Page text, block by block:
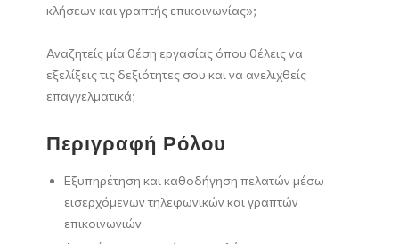
κλήσεων και γραπτής επικοινωνίας»;
Αναζητείς μία θέση εργασίας όπου θέλεις να
εξελίξεις τις δεξιότητες σου και να ανελιχθείς
επαγγελματικά;
Περιγραφή Ρόλου
Εξυπηρέτηση και καθοδήγηση πελατών μέσω
εισερχόμενων τηλεφωνικών και γραπτών
επικοινωνιών